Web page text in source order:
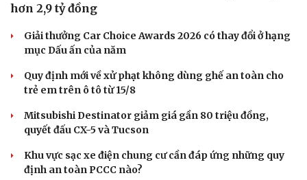
hơn 2,9 tỷ đồng
Giải thưởng Car Choice Awards 2026 có thay đổi ở hạng
mục Dấu ấn của năm
Quy định mới về xử phạt không dùng ghế an toàn cho
trẻ em trên ô tô từ 15/8
Mitsubishi Destinator giảm giá gần 80 triệu đồng,
quyết đấu CX-5 và Tucson
Khu vực sạc xe điện chung cư cần đáp ứng những quy
định an toàn PCCC nào?